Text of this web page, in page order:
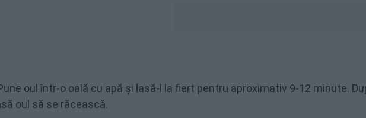
oul într-o oală cu apă și lasă-l la fiert pentru aproximativ 9-12 minute.
oul să se răcească.